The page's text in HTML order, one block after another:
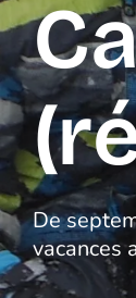
De
vacances